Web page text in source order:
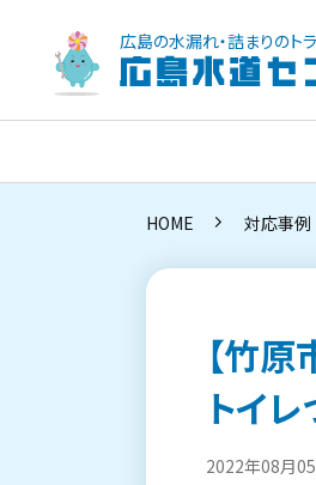
広島の水漏れ・詰まりのト
広島水道センター
HOME 対応事例
【竹原
トイ
2022年08月